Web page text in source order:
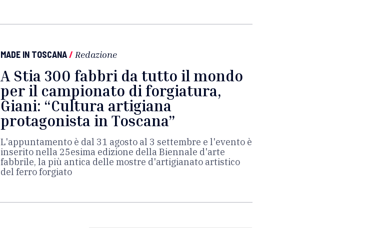
MADE IN TOSCANA/ Redazione
A Stia 300 fabbri da tutto il mondo
per il campionato di forgiatura,
Giani: “Cultura artigiana
protagonista in Toscana”
L'appuntamento è dal 31 agosto al 3 settembre e l'evento è
inserito nella 25esima edizione della Biennale d'arte
fabbrile, la più antica delle mostre d'artigianato artistico
del ferro forgiato